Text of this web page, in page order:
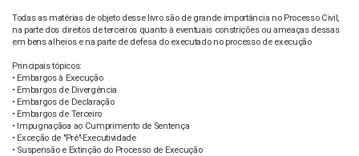
Todas as matérias de objeto desse livro são de grande importância no Processo Civil,
na parte dos direitos de terceiros quanto à eventuais constrições ou ameaças dessas
em bens alheios e na parte de defesa do executado no processo de execução
Principais tópicos:
• Embargos à Execução
• Embargos de Divergência
• Embargos de Declaração
• Embargos de Terceiro
• Impugnaçãoa ao Cumprimento de Sentença
• Exceção de "Pré"-Executividade
• Suspensão e Extinção do Processo de Execução